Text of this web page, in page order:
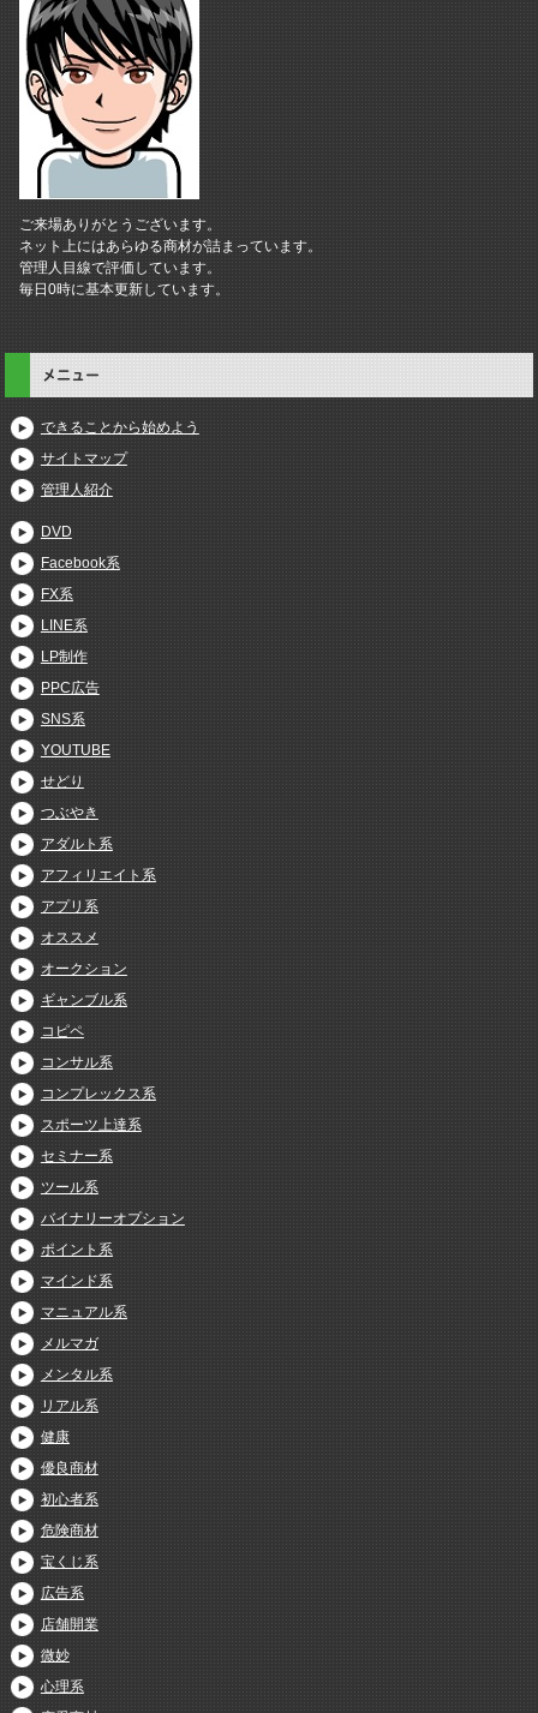
ご来場ありがとうございます。
ネット上にはあらゆる商材が詰まっています。
管理人目線で評価しています。
毎日0時に基本更新しています。
メニュー
できることから始めよう
サイトマップ
管理人紹介
DVD
Facebook系
FX系
LINE系
LP制作
PPC広告
SNS系
YOUTUBE
せどり
つぶやき
アダルト系
アフィリエイト系
アプリ系
オススメ
オークション
ギャンブル系
コピペ
コンサル系
コンプレックス系
スポーツ上達系
セミナー系
ツール系
バイナリーオプション
ポイント系
マインド系
マニュアル系
メルマガ
メンタル系
リアル系
健康
優良商材
初心者系
危険商材
宝くじ系
広告系
店舗開業
微妙
心理系